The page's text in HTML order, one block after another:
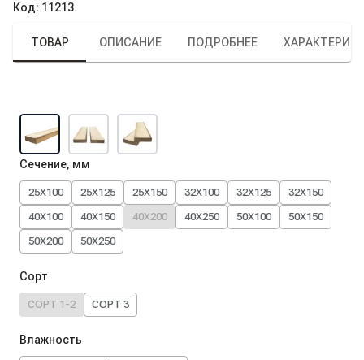
Код: 11213
ТОВАР ОПИСАНИЕ ПОДРОБНЕЕ
Сечение, мм
25X100 25X125 25X150 32X100 32X125
32X150
40X100
40X150 40X200 40X250 50X100
50X150
50X200
50X250
Сорт
СОРТ 1-2 СОРТ 3
Влажность